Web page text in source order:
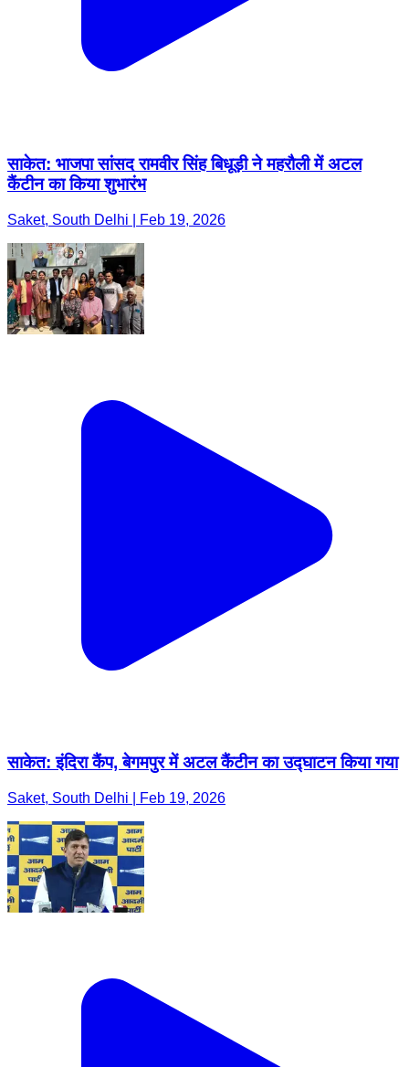
साकेत: भाजपा सांसद रामवीर सिंह बिधूड़ी ने महरौली में अटल
कैंटीन का किया शुभारंभ
Saket, South Delhi | Feb 19, 2026
साकेत: इंदिरा कैंप, बेगमपुर में अटल कैंटीन का उद्घाटन किया गया
Saket, South Delhi | Feb 19, 2026